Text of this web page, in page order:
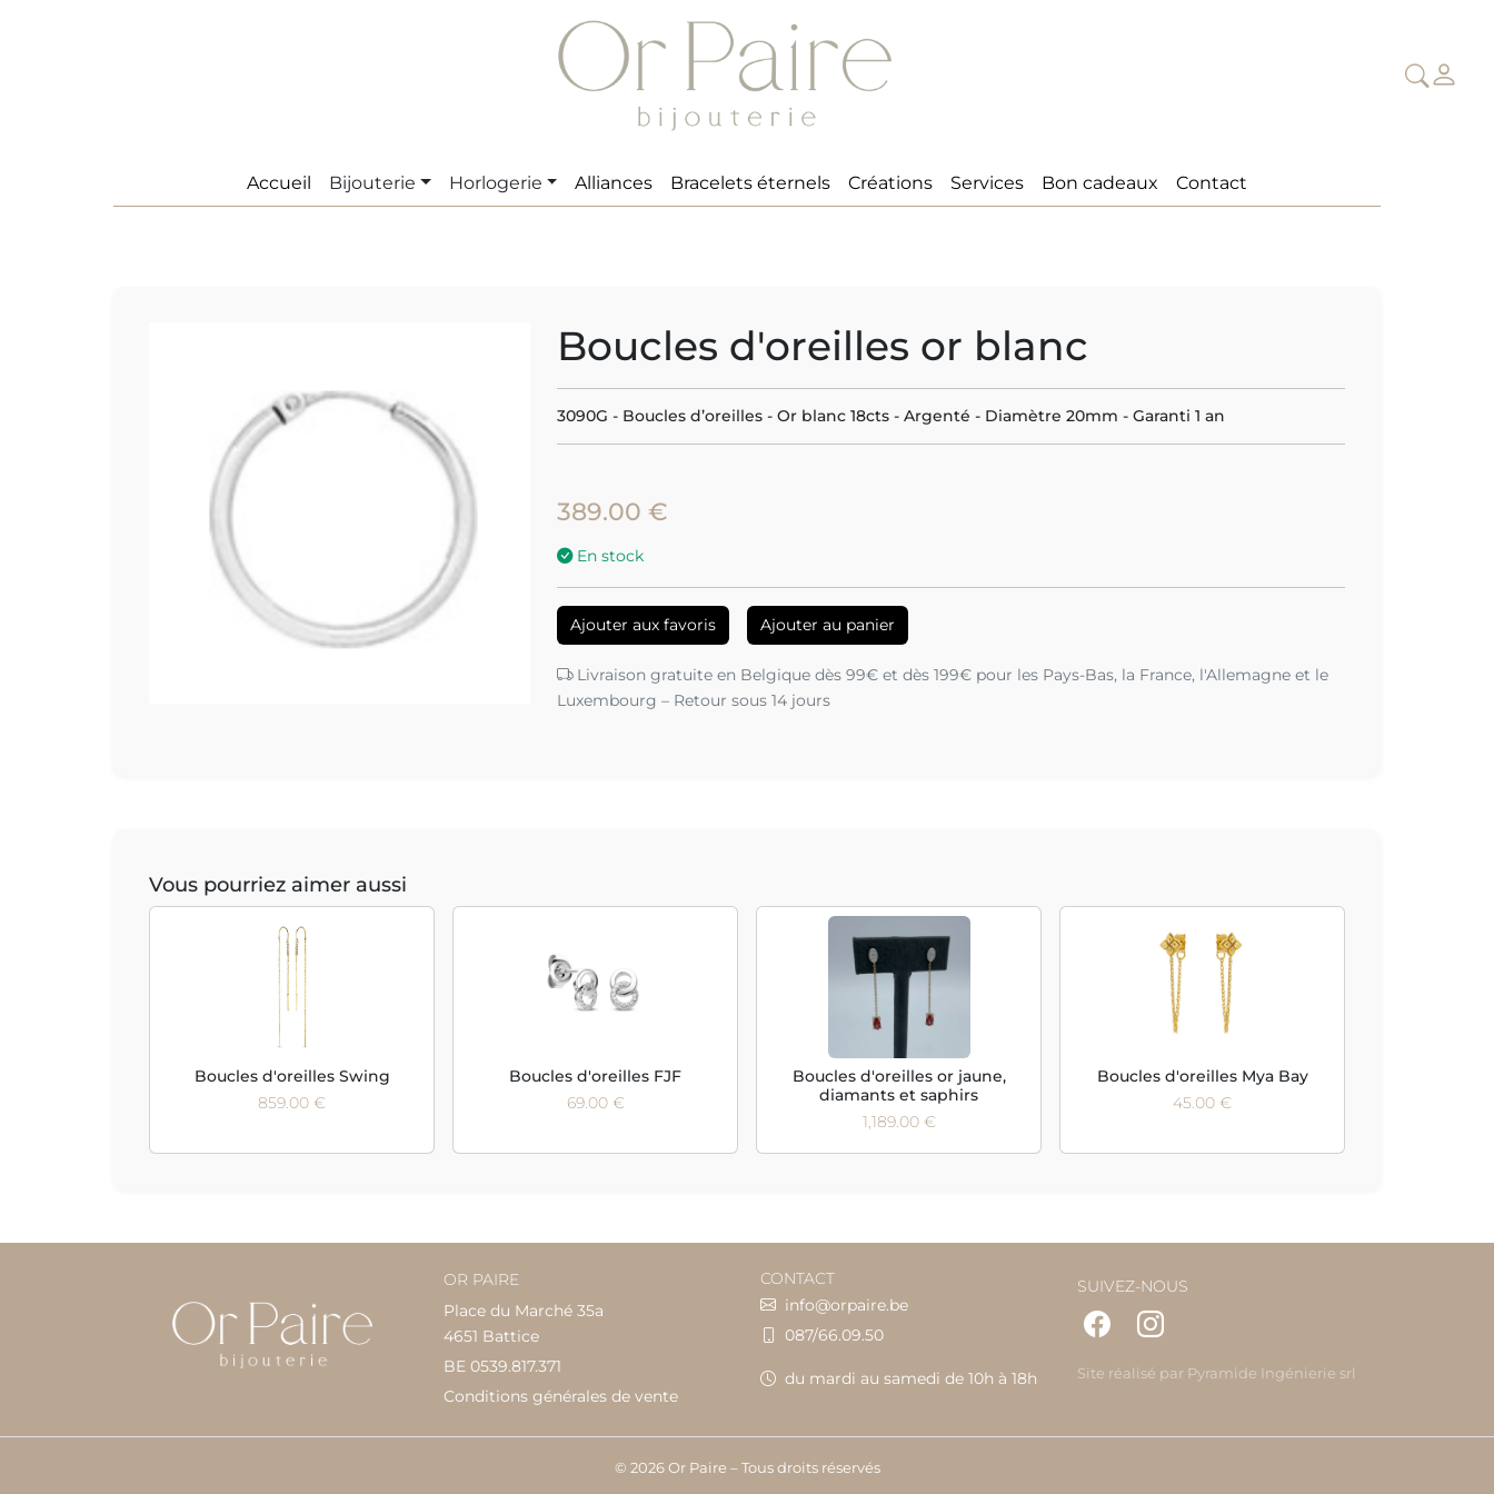
Accueil Bijouterie Horlogerie Alliances Bracelets éternels Créations Services Bon cadeaux Contact
Boucles d'oreilles or blanc
3090G - Boucles d’oreilles - Or blanc 18cts - Argenté - Diamètre 20mm - Garanti 1 an
389.00 €
En stock
Ajouter aux favoris Ajouter au panier
Livraison gratuite en Belgique dès 99€ et dès 199€ pour les Pays-Bas, la France, l'Allemagne et le
Luxembourg – Retour sous 14 jours
Vous pourriez aimer aussi
Boucles d'oreilles Swing
859.00 €
Boucles d'oreilles FJF
69.00 €
Boucles d'oreilles or jaune,
diamants et saphirs
1,189.00 €
Boucles d'oreilles Mya Bay
45.00 €
OR PAIRE
Place du Marché 35a
4651 Battice
BE 0539.817.371
Conditions générales de vente
CONTACT
info@orpaire.be
087/66.09.50
du mardi au samedi de 10h à 18h
SUIVEZ-NOUS
Site réalisé par Pyramide Ingénierie srl
© 2026 Or Paire – Tous droits réservés